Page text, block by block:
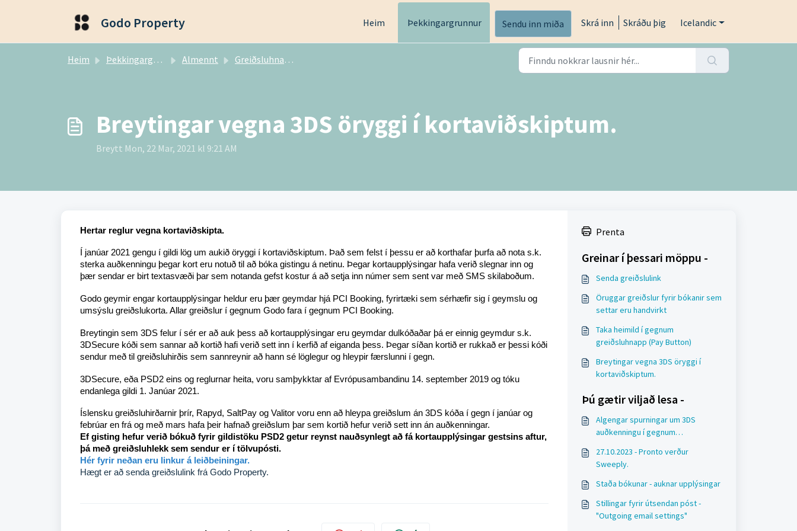
Godo Property Heim Þekkingargrunnur Sendu inn miða Skrá inn Skráðu þig Icelandic
Heim Þekkingargrunnur Almennt Greiðsluhnappur
Breytingar vegna 3DS öryggi í kortaviðskiptum.
Breytt Mon, 22 Mar, 2021 kl 9:21 AM
Hertar reglur vegna kortaviðskipta.
Í janúar 2021 gengu í gildi lög um aukið öryggi í kortaviðskiptum. Það sem felst í þessu er að korthafar þurfa að nota s.k.
sterka auðkenningu þegar kort eru notuð til að bóka gistingu á netinu. Þegar kortaupplýsingar hafa verið slegnar inn og
þær sendar er birt textasvæði þar sem notanda gefst kostur á að setja inn númer sem sent var með SMS skilaboðum.
Godo geymir engar kortaupplýsingar heldur eru þær geymdar hjá PCI Booking, fyrirtæki sem sérhæfir sig í geymslu og
umsýslu greiðslukorta. Allar greiðslur í gegnum Godo fara í gegnum PCI Booking.
Breytingin sem 3DS felur í sér er að auk þess að kortaupplýsingar eru geymdar dulkóðaðar þá er einnig geymdur s.k.
3DSecure kóði sem sannar að kortið hafi verið sett inn í kerfið af eiganda þess. Þegar síðan kortið er rukkað er þessi kóði
sendur með til greiðsluhirðis sem sannreynir að hann sé löglegur og hleypir færslunni í gegn.
3DSecure, eða PSD2 eins og reglurnar heita, voru samþykktar af Evrópusambandinu 14. september 2019 og tóku
endanlega gildi 1. Janúar 2021.
Íslensku greiðsluhirðarnir þrír, Rapyd, SaltPay og Valitor voru enn að hleypa greiðslum án 3DS kóða í gegn í janúar og
febrúar en frá og með mars hafa þeir hafnað greiðslum þar sem kortið hefur verið sett inn án auðkenningar.
Ef gisting hefur verið bókuð fyrir gildistöku PSD2 getur reynst nauðsynlegt að fá kortaupplýsingar gestsins aftur,
þá með greiðsluhlekk sem sendur er í tölvupósti.
Hér fyrir neðan eru linkur á leiðbeiningar.
Hægt er að senda greiðslulink frá Godo Property.
Prenta
Greinar í þessari möppu -
Senda greiðslulink
Öruggar greiðslur fyrir bókanir sem
settar eru handvirkt
Taka heimild í gegnum
greiðsluhnapp (Pay Button)
Breytingar vegna 3DS öryggi í
kortaviðskiptum.
Þú gætir viljað lesa -
Algengar spurningar um 3DS
auðkenningu í gegnum
27.10.2023 - Pronto verður
Sweeply.
Staða bókunar - auknar upplýsingar
Stillingar fyrir útsendan póst -
"Outgoing email settings"